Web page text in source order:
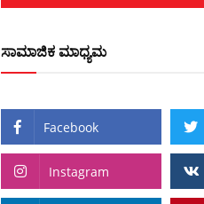
ಸಾಮಾಜಿಕ ಮಾಧ್ಯಮ
Facebook
Instagram